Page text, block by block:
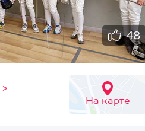
48
>
На карте